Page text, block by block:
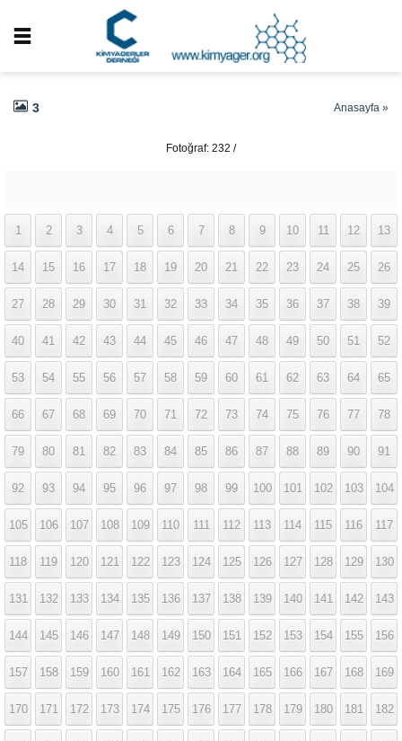
3 Anasayfa »
Fotoğraf: 232 /
1 2 3 4 5 6 7 8 9 10 11 12 13
14 15 16 17 18 19 20 21 22 23 24 25 26
27 28 29 30 31 32 33 34 35 36 37 38 39
40 41 42 43 44 45 46 47 48 49 50 51 52
53 54 55 56 57 58 59 60 61 62 63 64 65
66 67 68 69 70 71 72 73 74 75 76 77 78
79 80 81 82 83 84 85 86 87 88 89 90 91
92 93 94 95 96 97 98 99 100 101 102 103 104
105 106 107 108 109 110 111 112 113 114 115 116 117
118 119 120 121 122 123 124 125 126 127 128 129 130
131 132 133 134 135 136 137 138 139 140 141 142 143
144 145 146 147 148 149 150 151 152 153 154 155 156
157 158 159 160 161 162 163 164 165 166 167 168 169
170 171 172 173 174 175 176 177 178 179 180 181 182